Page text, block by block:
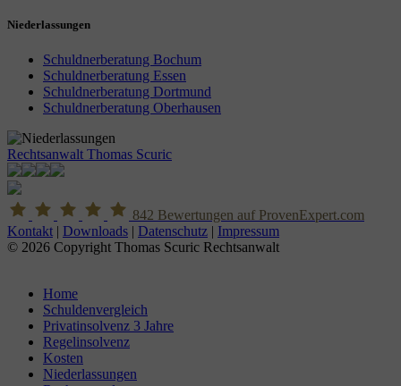
Niederlassungen
Schuldnerberatung Bochum
Schuldnerberatung Essen
Schuldnerberatung Dortmund
Schuldnerberatung Oberhausen
Rechtsanwalt Thomas Scuric
842 Bewertungen auf ProvenExpert.com
Kontakt
Downloads Datenschutz
Impressum
© 2026 Copyright Thomas Scuric Rechtsanwalt
Home
Schuldenvergleich
Privatinsolvenz 3 Jahre
Regelinsolvenz
Kosten
Niederlassungen